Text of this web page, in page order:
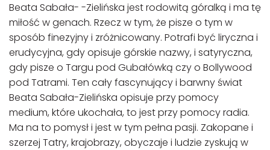
Beata Sabała- -Zielińska jest rodowitą góralką i ma tę
miłość w genach. Rzecz w tym, że pisze o tym w
sposób finezyjny i zróżnicowany. Potrafi być liryczna i
erudycyjna, gdy opisuje górskie nazwy, i satyryczna,
gdy pisze o Targu pod Gubałówką czy o Bollywood
pod Tatrami. Ten cały fascynujący i barwny świat
Beata Sabała-Zielińska opisuje przy pomocy
medium, które ukochała, to jest przy pomocy radia.
Ma na to pomysł i jest w tym pełna pasji. Zakopane i
szerzej Tatry, krajobrazy, obyczaje i ludzie zyskują w